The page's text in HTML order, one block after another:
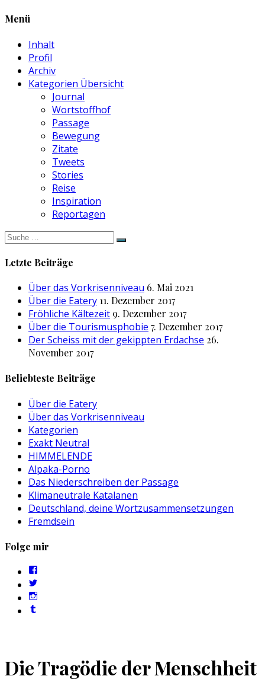
Menü
Inhalt
Profil
Archiv
Kategorien Übersicht
Journal
Wortstoffhof
Passage
Bewegung
Zitate
Tweets
Stories
Reise
Inspiration
Reportagen
Suche
nach:
Letzte Beiträge
Über das Vorkrisenniveau 6. Mai 2021
Über die Eatery 11. Dezember 2017
Fröhliche Kältezeit 9. Dezember 2017
Über die Tourismusphobie 7. Dezember 2017
Der Scheiss mit der gekippten Erdachse 26.
November 2017
Beliebteste Beiträge
Über die Eatery
Über das Vorkrisenniveau
Kategorien
Exakt Neutral
HIMMELENDE
Alpaka-Porno
Das Niederschreiben der Passage
Klimaneutrale Katalanen
Deutschland, deine Wortzusammensetzungen
Fremdsein
Folge mir
Die Tragödie der Menschheit